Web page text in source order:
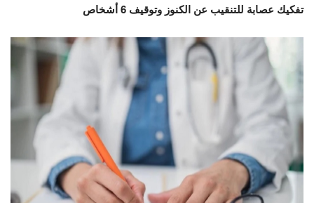
تفكيك عصابة للتنقيب عن الكنوز وتوقيف 6 أشخاص